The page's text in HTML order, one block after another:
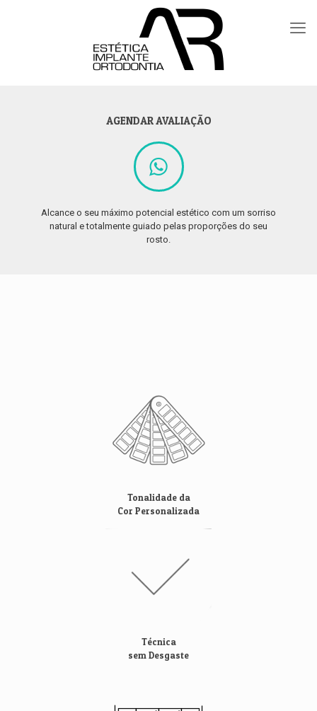
AGENDAR AVALIAÇÃO
Alcance o seu máximo potencial estético com um sorriso
natural e totalmente guiado pelas proporções do seu
rosto.
Tonalidade da
Cor Personalizada
Técnica
sem Desgaste